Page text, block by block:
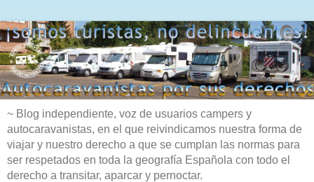
~ Blog independiente, voz de usuarios campers y
autocaravanistas, en el que reivindicamos nuestra forma de
viajar y nuestro derecho a que se cumplan las normas para
ser respetados en toda la geografía Española con todo el
derecho a transitar, aparcar y pernoctar.